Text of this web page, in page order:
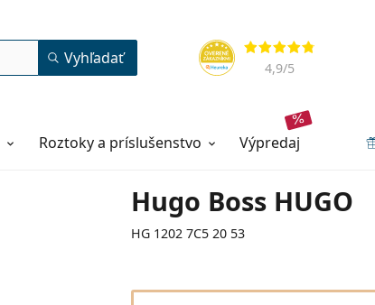
Hodnotenia
4,9/5
Vyhľadať
Roztoky a príslušenstvo výpredaj
Hugo Boss HUGO
HG 1202 7C5 20 53